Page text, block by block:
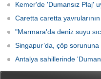
Kemer'de 'Dumansız Plaj'
Caretta caretta
"Marmara'da deniz suyu
Singapur’da, çöp
Antalya sahillerinde